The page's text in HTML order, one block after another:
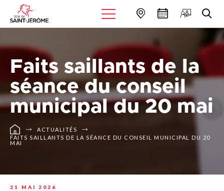
Faits saillants de la
séance du conseil
municipal du 20 mai
ACTUALITÉS
FAITS SAILLANTS DE LA SÉANCE DU CONSEIL MUNICIPAL DU 20
MAI
21 MAI 2026